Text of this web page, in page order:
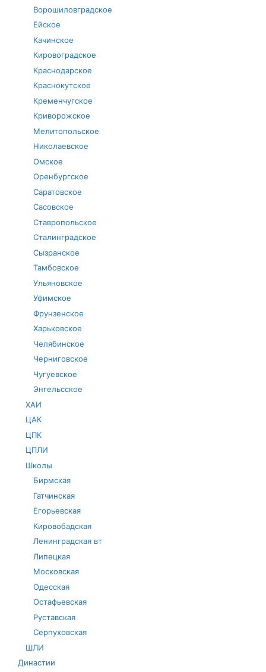
Ворошиловградское
Ейское
Качинское
Кировоградское
Краснодарское
Краснокутское
Кременчугское
Криворожское
Мелитопольское
Николаевское
Омское
Оренбургское
Саратовское
Сасовское
Ставропольское
Сталинградское
Сызранское
Тамбовское
Ульяновское
Уфимское
Фрунзенское
Харьковское
Челябинское
Черниговское
Чугуевское
Энгельсское
ХАИ
ЦАК
ЦПК
ЦПЛИ
Школы
Бирмская
Гатчинская
Егорьевская
Кировобадская
Ленинградская вт
Липецкая
Московская
Одесская
Остафьевская
Руставская
Серпуховская
ШЛИ
Династии